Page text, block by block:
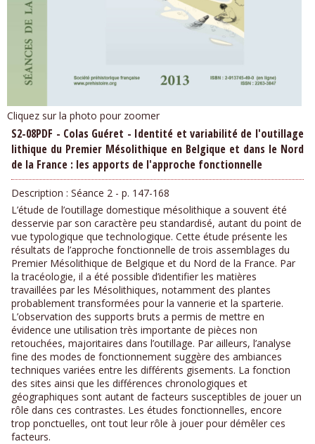
Cliquez sur la photo pour zoomer
S2-08PDF - Colas Guéret - Identité et variabilité de l'outillage
lithique du Premier Mésolithique en Belgique et dans le Nord
de la France : les apports de l'approche fonctionnelle
Description :Séance 2 - p. 147-168
L’étude de l’outillage domestique mésolithique a souvent été
desservie par son caractère peu standardisé, autant du point de
vue typologique que technologique. Cette étude présente les
résultats de l’approche fonctionnelle de trois assemblages du
Premier Mésolithique de Belgique et du Nord de la France. Par
la tracéologie, il a été possible d’identifier les matières
travaillées par les Mésolithiques, notamment des plantes
probablement transformées pour la vannerie et la sparterie.
L’observation des supports bruts a permis de mettre en
évidence une utilisation très importante de pièces non
retouchées, majoritaires dans l’outillage. Par ailleurs, l’analyse
fine des modes de fonctionnement suggère des ambiances
techniques variées entre les différents gisements. La fonction
des sites ainsi que les différences chronologiques et
géographiques sont autant de facteurs susceptibles de jouer un
rôle dans ces contrastes. Les études fonctionnelles, encore
trop ponctuelles, ont tout leur rôle à jouer pour démêler ces
facteurs.